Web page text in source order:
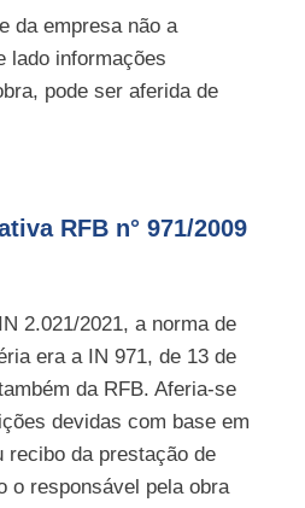
da empresa não a
lado informações
pode ser aferida de
RFB n° 971/2009
2.021/2021, a norma de
era a IN 971, de 13 de
da RFB. Aferia-se
devidas com base em
recibo da prestação de
o responsável pela obra